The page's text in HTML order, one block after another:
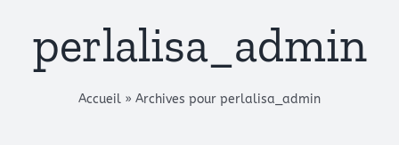
perlalisa_admin
Accueil » Archives pour perlalisa_admin